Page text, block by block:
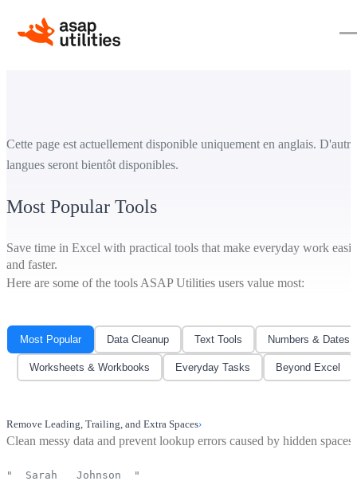
Cette page est actuellement disponible uniquement en anglais.
langues seront bientôt disponibles.
Most Popular Tools
Save time in Excel with practical tools that make everyday work
and faster.
Here are some of the tools ASAP Utilities users value most:
Most Popular Data Cleanup Text Tools Numbers & Dates
Worksheets & Workbooks Everyday Tasks Beyond Excel
Remove Leading, Trailing, and Extra Spaces›
Clean messy data and prevent lookup errors caused by hidden spaces.
" Sarah Johnson "